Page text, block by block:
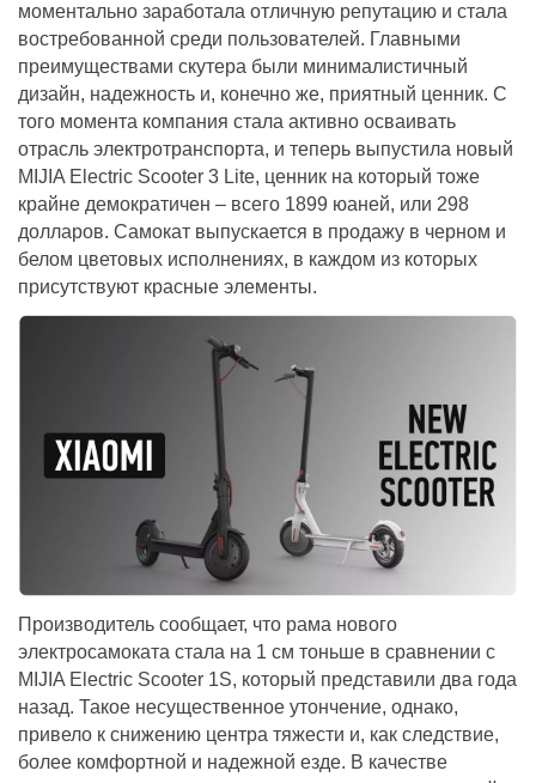
моментально заработала отличную репутацию и стала
востребованной среди пользователей. Главными
преимуществами скутера были минималистичный
дизайн, надежность и, конечно же, приятный ценник. С
того момента компания стала активно осваивать
отрасль электротранспорта, и теперь выпустила новый
MIJIA Electric Scooter 3 Lite, ценник на который тоже
крайне демократичен – всего 1899 юаней, или 298
долларов. Самокат выпускается в продажу в черном и
белом цветовых исполнениях, в каждом из которых
присутствуют красные элементы.
Производитель сообщает, что рама нового
электросамоката стала на 1 см тоньше в сравнении с
MIJIA Electric Scooter 1S, который представили два года
назад. Такое несущественное утончение, однако,
привело к снижению центра тяжести и, как следствие,
более комфортной и надежной езде. В качестве